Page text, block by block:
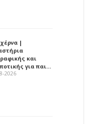
|
και
για παι…
2026